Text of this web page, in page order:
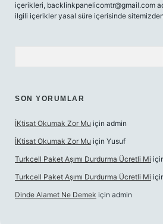
içerikleri, backlinkpanelicomtr@gmail.com
ilgili içerikler yasal süre içerisinde sitemizden
SON YORUMLAR
İKtisat Okumak Zor Mu için admin
İKtisat Okumak Zor Mu için Yusuf
Turkcell Paket Aşımı Durdurma Ücretli Mi
Turkcell Paket Aşımı Durdurma Ücretli Mi
Dinde Alamet Ne Demek için admin